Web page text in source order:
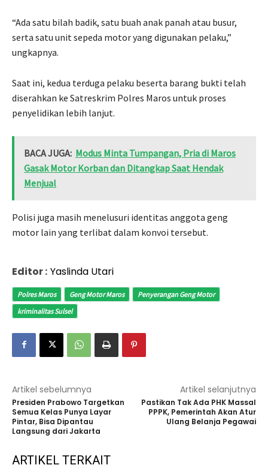
“Ada satu bilah badik, satu buah anak panah atau busur,
serta satu unit sepeda motor yang digunakan pelaku,”
ungkapnya.
Saat ini, kedua terduga pelaku beserta barang bukti telah
diserahkan ke Satreskrim Polres Maros untuk proses
penyelidikan lebih lanjut.
BACA JUGA: Modus Minta Tumpangan, Pria di Maros
Gasak Motor Korban dan Ditangkap Saat Hendak
Menjual
Polisi juga masih menelusuri identitas anggota geng
motor lain yang terlibat dalam konvoi tersebut.
Editor : Yaslinda Utari
Polres Maros Geng Motor Maros
Penyerangan Geng Motor
kriminalitas Sulsel
Artikel sebelumnya
Presiden Prabowo Targetkan
Semua Kelas Punya Layar
Pintar, Bisa Dipantau
Langsung dari Jakarta
Artikel selanjutnya
Pastikan Tak Ada PHK Massal
PPPK, Pemerintah Akan Atur
Ulang Belanja Pegawai
ARTIKEL TERKAIT